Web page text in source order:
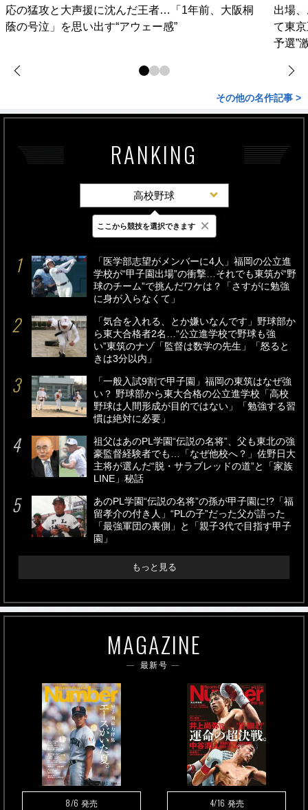
応の猛攻と大声援に沈んだ王者…「1年前、大阪桐
蔭の号泣」を思い出す“アウェー感”
出場
て東
予選”
その他の名作記事 >
RANKING
高校野球
最新 24時間 週間
「医学部志望がメンバーに4人」福岡の公立進
学校が“甲子園出場”の衝撃…それでも東筑が“野
球のチーム”で挑んだワケは？「さすがに勉強
に身が入らなくて」
「気合を入れる、とか嫌いなんです」野球部か
ら東大合格者2名…“公立進学校で野球も強
い”東筑のナゾ「監督は数学の先生」「怒ると
きは3分以内」
「一般入試9割で甲子園」福岡の東筑はなぜ強
い？ 野球部から東大合格の公立進学校「高校
野球は人間形成が目的ではない」「勉強する習
慣は絶対に必要」
祖父はあのPL学園“伝説の名将”、父も東北の強
豪監督経験者でも…「なぜ他校へ？」佐野日大
主将が選んだ“脱・サラブレッドの道”と「家族
LINE」秘話
あのPL学園“伝説の名将”の孫が甲子園に!?「福
留孝介の付き人」“PLの子”だった父が語った
「最強軍団の裏側」と「親子3代で目指す甲子
園」
もっと見る
MAGAZINE
最新号
8/6 発売 4/16 発売
ここから競技を選択できます ×